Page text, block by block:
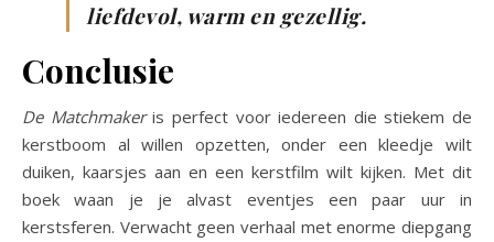
liefdevol, warm en gezellig.
Conclusie
De Matchmakeris perfect voor iedereen die stiekem de
kerstboom al willen opzetten, onder een kleedje wilt
duiken, kaarsjes aan en een kerstfilm wilt kijken. Met dit
boek waan je je alvast eventjes een paar uur in
kerstsferen. Verwacht geen verhaal met enorme diepgang